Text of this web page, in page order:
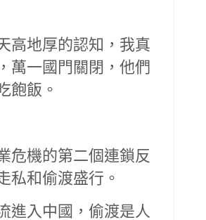
高地厚的認知，我真
萬一國門關閉，他們
飽飯。
危機的第二個連鎖反
私和偷渡盛行。
進入中國，偷渡是人